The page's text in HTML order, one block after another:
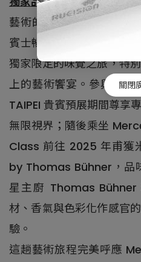
藝術的體驗，不止於視
賓士暢行 APP 以「品味
獨家限定的味覺之旅，特
上的藝術饗宴。參與本次
TAIPEI 貴賓預展期間尊享
無限視界；隨後乘坐
Class 前往 2025 年甫獲
by Thomas Bühner，品
星主廚 Thomas
材、香氣與色彩化作感官
驗。
這趟藝術旅程完美呼應
關閉